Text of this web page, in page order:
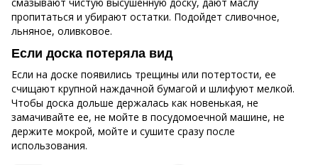
пропитаться и убирают остатки. Подойдет сливочное,
льняное, оливковое.
Если доска потеряла вид
Если на доске появились трещины или потертости, ее
счищают крупной наждачной бумагой и шлифуют мелкой.
Чтобы доска дольше держалась как новенькая, не
замачивайте ее, не мойте в посудомоечной машине, не
держите мокрой, мойте и сушите сразу после
использования.